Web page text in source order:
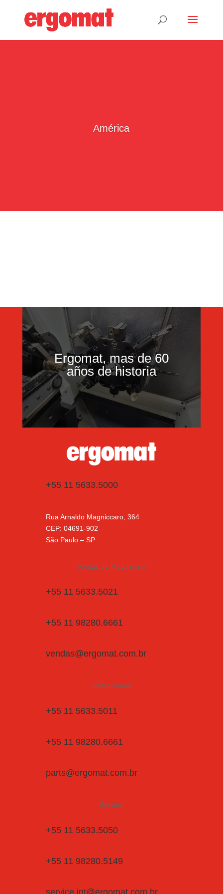
América
Ergomat, mas de 60
años de historia
+55 11 5633.5000
Rua Arnaldo Magniccaro, 364
CEP: 04691-902
São Paulo – SP
Ventas de Maquinaria
+55 11 5633.5021
+55 11 98280.6661
vendas@ergomat.com.br
Refacciones
+55 11 5633.5011
+55 11 98280.6661
parts@ergomat.com.br
Service
+55 11 5633.5050
+55 11 98280.5149